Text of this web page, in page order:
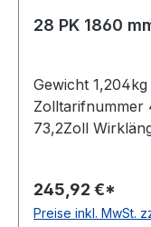
28 PK 1860
Gewicht
Zolltarifnummer
73,2Zoll
Material
Rippenabstand
245,92 €*
Preise inkl. MwSt.